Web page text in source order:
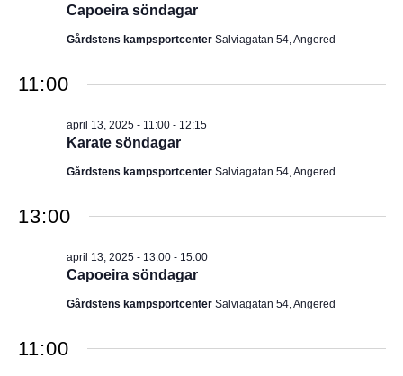
Capoeira söndagar
Gårdstens kampsportcenter Salviagatan 54, Angered
11:00
Karate söndagar
april 13, 2025 - 11:00- 12:15
Gårdstens kampsportcenter Salviagatan 54, Angered
13:00
Capoeira söndagar
april 13, 2025 - 13:00- 15:00
Gårdstens kampsportcenter Salviagatan 54, Angered
11:00